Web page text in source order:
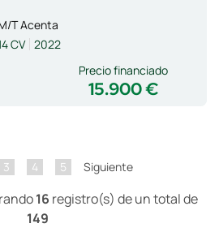
T Acenta
CV 2022
15.900 €
Precio financiado
3 4 5 Siguiente
16 registro(s) de un total de
149